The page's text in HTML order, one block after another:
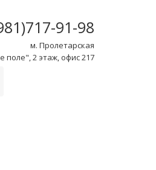
91-98
м. Пролетарская
поле", 2 этаж, офис 217